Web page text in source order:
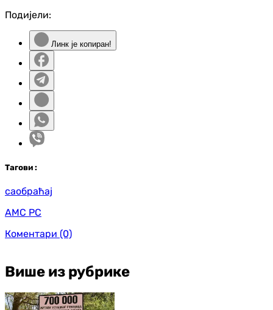
Подијели:
Линк је копиран!
Тагови :
саобраћај
АМС РС
Коментари (0)
Више из рубрике